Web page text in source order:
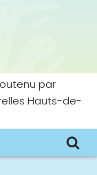
par
Hauts-de-